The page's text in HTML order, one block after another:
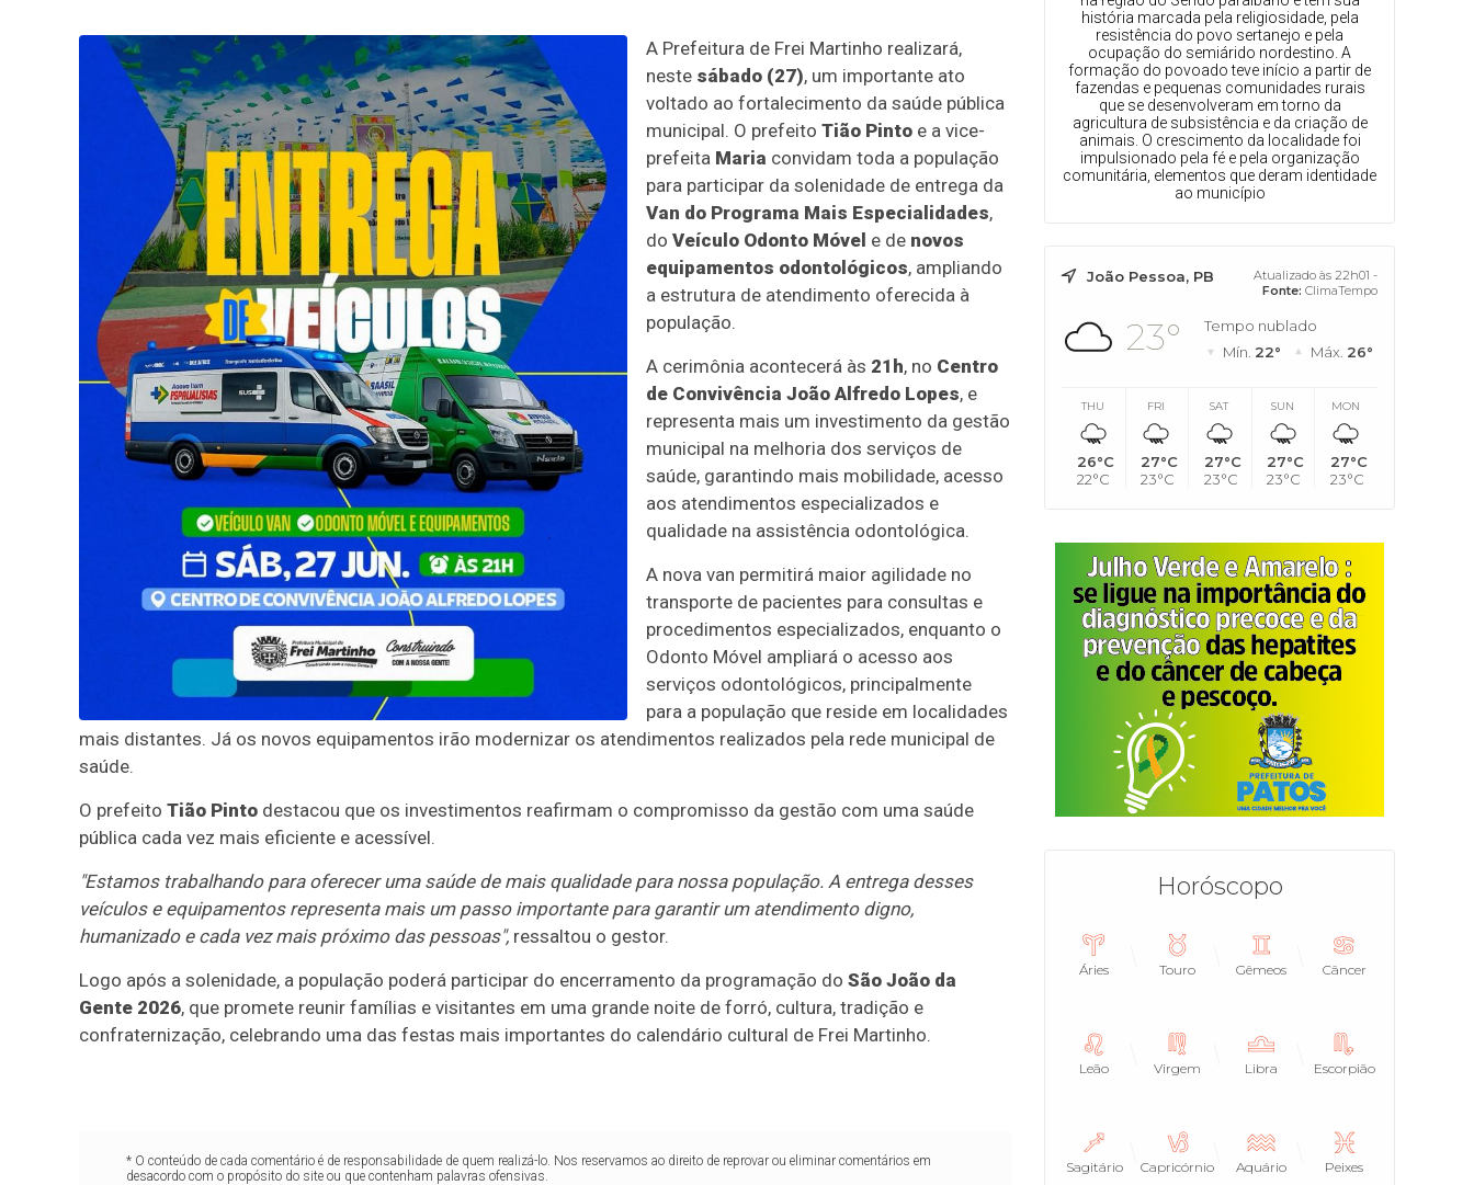
A Prefeitura de Frei Martinho realizará,
neste sábado (27), um importante ato
voltado ao fortalecimento da saúde pública
municipal. O prefeito Tião Pinto e a vice-
prefeita Maria convidam toda a população
para participar da solenidade de entrega da
Van do Programa Mais Especialidades,
do Veículo Odonto Móvel e de novos
equipamentos odontológicos, ampliando
a estrutura de atendimento oferecida à
população.
A cerimônia acontecerá às 21h, no Centro
de Convivência João Alfredo Lopes, e
representa mais um investimento da gestão
municipal na melhoria dos serviços de
saúde, garantindo mais mobilidade, acesso
aos atendimentos especializados e
qualidade na assistência odontológica.
A nova van permitirá maior agilidade no
transporte de pacientes para consultas e
procedimentos especializados, enquanto o
Odonto Móvel ampliará o acesso aos
serviços odontológicos, principalmente
para a população que reside em localidades
mais distantes. Já os novos equipamentos irão modernizar os atendimentos realizados pela rede municipal de
saúde.
O prefeito Tião Pinto destacou que os investimentos reafirmam o compromisso da gestão com uma saúde
pública cada vez mais eficiente e acessível.
"Estamos trabalhando para oferecer uma saúde de mais qualidade para nossa população. A entrega desses
veículos e equipamentos representa mais um passo importante para garantir um atendimento digno,
humanizado e cada vez mais próximo das pessoas", ressaltou o gestor.
Logo após a solenidade, a população poderá participar do encerramento da programação do São João da
Gente 2026, que promete reunir famílias e visitantes em uma grande noite de forró, cultura, tradição e
confraternização, celebrando uma das festas mais importantes do calendário cultural de Frei Martinho.
* O conteúdo de cada comentário é de responsabilidade de quem realizá-lo. Nos reservamos ao direito de reprovar ou eliminar comentários em
desacordo com o propósito do site ou que contenham palavras ofensivas.
história marcada pela religiosidade, pela
resistência do povo sertanejo e pela
ocupação do semiárido nordestino. A
formação do povoado teve início a partir de
fazendas e pequenas comunidades rurais
que se desenvolveram em torno da
agricultura de subsistência e da criação de
animais. O crescimento da localidade foi
impulsionado pela fé e pela organização
comunitária, elementos que deram identidade
ao município
João Pessoa, PB
Atualizado às 22h01 -
Fonte: ClimaTempo
23°
Tempo nublado
Mín. 22° Máx. 26°
THU
26°C
22°C
FRI
27°C
23°C
SAT
27°C
23°C
SUN
27°C
23°C
MON
27°C
23°C
Horóscopo
Áries Touro Gêmeos Câncer
Leão Virgem Libra Escorpião
Sagitário Capricórnio Aquário Peixes